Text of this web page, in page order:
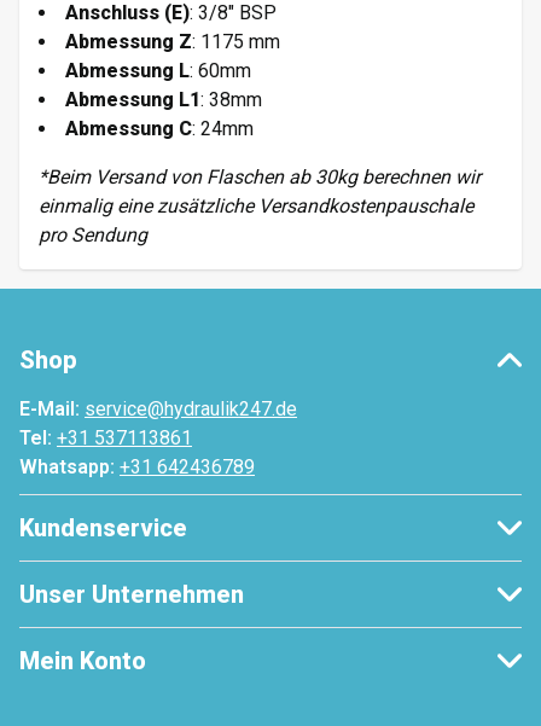
Anschluss (E): 3/8" BSP
Abmessung Z: 1175 mm
Abmessung L: 60mm
Abmessung L1: 38mm
Abmessung C: 24mm
*Beim Versand von Flaschen ab 30kg berechnen wir
einmalig eine zusätzliche Versandkostenpauschale
pro Sendung
Shop
E-Mail: service@hydraulik247.de
Tel: +31 537113861
Whatsapp: +31 642436789
Kundenservice
Unser Unternehmen
Mein Konto